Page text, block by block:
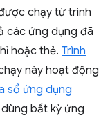
chạy từ trình
các ứng dụng đã
hoặc thẻ. Trình
này hoạt động
sổ ứng dụng
bất kỳ ứng